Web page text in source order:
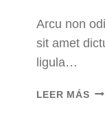
Arcu non
sit amet
ligula…
LEER MÁS